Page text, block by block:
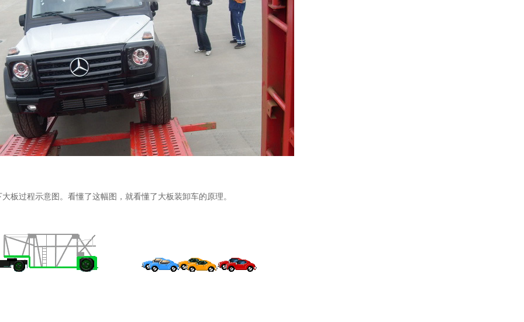
板过程示意图。看懂了这幅图，就看懂了大板装卸车的原理。